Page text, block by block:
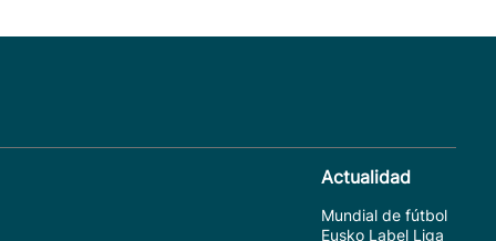
Actualidad
Mundial de fútbol
Eusko Label Liga